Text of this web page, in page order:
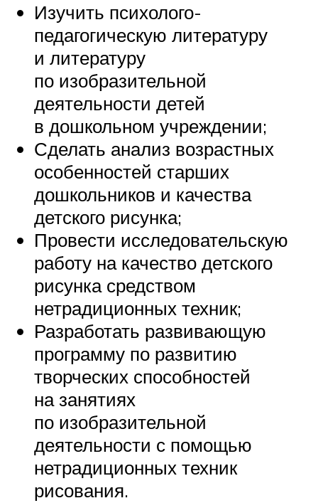
Изучить психолого-
педагогическую литературу
и литературу
по изобразительной
деятельности детей
в дошкольном учреждении;
Сделать анализ возрастных
особенностей старших
дошкольников и качества
детского рисунка;
Провести исследовательскую
работу на качество детского
рисунка средством
нетрадиционных техник;
Разработать развивающую
программу по развитию
творческих способностей
на занятиях
по изобразительной
деятельности с помощью
нетрадиционных техник
рисования.